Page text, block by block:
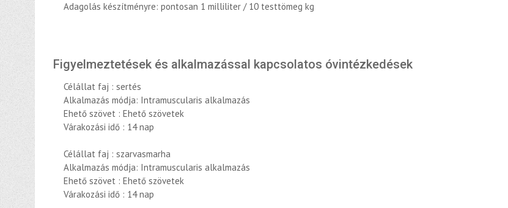
Adagolás készítményre: pontosan 1 milliliter / 10 testtömeg kg
Figyelmeztetések és alkalmazással kapcsolatos óvintézkedések
Célállat faj : sertés
Alkalmazás módja: Intramuscularis alkalmazás
Ehető szövet : Ehető szövetek
Várakozási idő : 14 nap
Célállat faj : szarvasmarha
Alkalmazás módja: Intramuscularis alkalmazás
Ehető szövet : Ehető szövetek
Várakozási idő : 14 nap